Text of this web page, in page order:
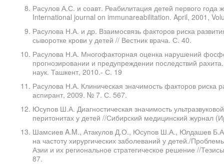
Расулов А.С. и соавт. Реабилитация детей первого года
International journal on immunareabilitation. April, 2001,
Расулова Н.А. и др. Взаимосвязь факторов риска
сыворотке крови у детей // Вестник врача. С. 40.
Расулова Н.А. Многофакторная оценка нарушений
прогнозировании и предупреждении последствий
наук. Ташкент, 2010.- С. 19
Расулова Н.А. Клиническая значимость факторов риска
аспирант, 2009. № 7. С. 567.
Юсупов Ш.А. Диагностическая значимость
перитонитах у детей //Сибирский медицинский журнал
Шамсиев A.M., Атакулов Д.О., Юсупов Ш.А., Юлдашев Б.А.
на частоту хирургических заболеваний у детей./
Азии и их региональное стратегическое решение //
87.